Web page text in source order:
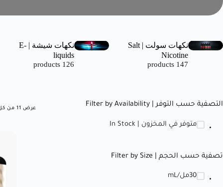
نكهات سولت | Salt
Nicotine
147 products
نكهات شيشة | E-
liquids
126 products
عرض ⁦11⁩ من كل النتائج التصفية حسب التوفر | Filter by Availability
متوفر في المخزون | In Stock
تصفية حسب الحجم | Filter by Size
30مل/mL